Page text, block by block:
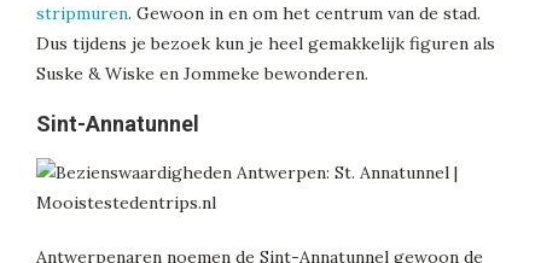
stripmuren. Gewoon in en om het centrum van de stad.
Dus tijdens je bezoek kun je heel gemakkelijk figuren als
Suske & Wiske en Jommeke bewonderen.
Sint-Annatunnel
Antwerpenaren noemen de Sint-Annatunnel gewoon de